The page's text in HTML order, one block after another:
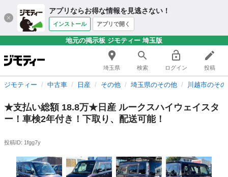
アプリならお得な情報を見逃さない！
インストール アプリで開く
地元の掲示板 ジモティー 埼玉版
埼玉県 検索 ログイン 投稿
ジモティー 中古車 日産 その他 埼玉県のその他 川越市のそ
★支払い総額 18.8万★日産 ルークスハイウェイスタ
ー！車検2年付き！下取り、配送可能！
投稿ID: 1fgg7y